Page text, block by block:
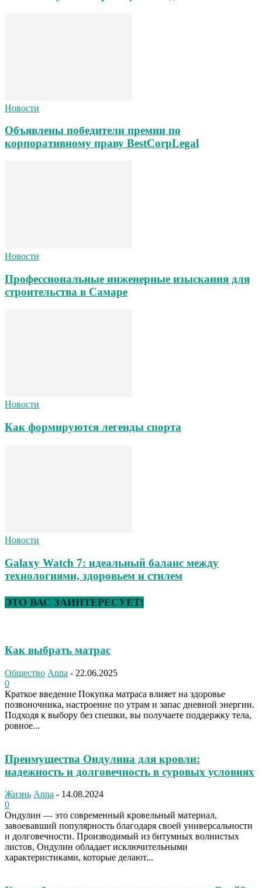
Новости
Объявлены победители премии по
корпоративному праву BestCorpLegal
Новости
Профессиональные инженерные изыскания для
строительства в Самаре
Новости
Как формируются легенды спорта
Новости
Galaxy Watch 7: идеальный баланс между
технологиями, здоровьем и стилем
ЭТО ВАС ЗАИНТЕРЕСУЕТ!
Как выбрать матрас
Общество Anna - 22.06.2025
0
Краткое введение Покупка матраса влияет на здоровье
позвоночника, настроение по утрам и запас дневной энергии.
Подходя к выбору без спешки, вы получаете поддержку тела,
ровное...
Преимущества Ондулина для кровли:
надежность и долговечность в суровых условиях
Жизнь Anna - 14.08.2024
0
Ондулин — это современный кровельный материал,
завоевавший популярность благодаря своей универсальности
и долговечности. Производимый из битумных волнистых
листов, Ондулин обладает исключительными
характеристиками, которые делают...